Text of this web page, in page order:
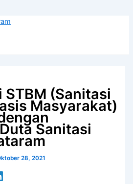
STBM (Sanitasi
Masyarakat)
Sanitasi
28, 2021